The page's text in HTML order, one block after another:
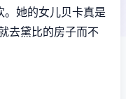
她的女儿贝卡真是
去黛比的房子而不